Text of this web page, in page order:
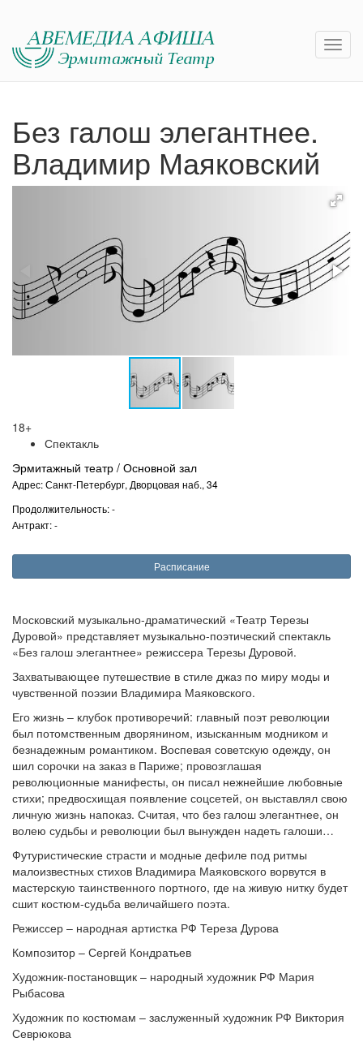
Без галош элегантнее.
Владимир Маяковский
18+
Спектакль
Эрмитажный театр / Основной зал
Адрес: Санкт-Петербург, Дворцовая наб., 34
Продолжительность: -
Антракт: -
Расписание
Московский музыкально-драматический «Театр Терезы
Дуровой» представляет музыкально-поэтический спектакль
«Без галош элегантнее» режиссера Терезы Дуровой.
Захватывающее путешествие в стиле джаз по миру моды и
чувственной поэзии Владимира Маяковского.
Его жизнь – клубок противоречий: главный поэт революции
был потомственным дворянином, изысканным модником и
безнадежным романтиком. Воспевая советскую одежду, он
шил сорочки на заказ в Париже; провозглашая
революционные манифесты, он писал нежнейшие любовные
стихи; предвосхищая появление соцсетей, он выставлял свою
личную жизнь напоказ. Считая, что без галош элегантнее, он
волею судьбы и революции был вынужден надеть галоши…
Футуристические страсти и модные дефиле под ритмы
малоизвестных стихов Владимира Маяковского ворвутся в
мастерскую таинственного портного, где на живую нитку будет
сшит костюм-судьба величайшего поэта.
Режиссер – народная артистка РФ Тереза Дурова
Композитор – Сергей Кондратьев
Художник-постановщик – народный художник РФ Мария
Рыбасова
Художник по костюмам – заслуженный художник РФ Виктория
Севрюкова